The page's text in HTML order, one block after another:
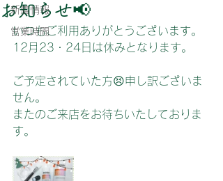
新着情報
営業時間
お知らせ📢
いつもご利用ありがとうございます。
12月23・24日は休みとなります。
ご予定されていた方😣申し訳ございま
せん。
またのご来店をお待ちいたしておりま
す。